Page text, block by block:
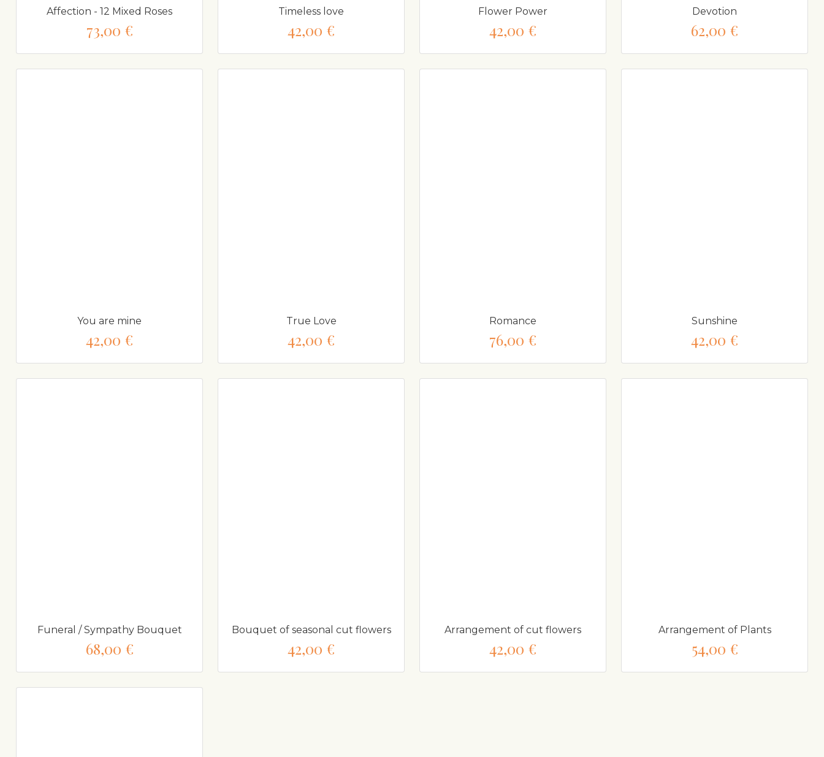
Affection - 12 Mixed Roses
73,00 €
Timeless love
42,00 €
Flower Power
42,00 €
Devotion
62,00 €
You are mine
42,00 €
True Love
42,00 €
Romance
76,00 €
Sunshine
42,00 €
Funeral / Sympathy Bouquet
68,00 €
Bouquet of seasonal cut flowers
42,00 €
Arrangement of cut flowers
42,00 €
Arrangement of Plants
54,00 €